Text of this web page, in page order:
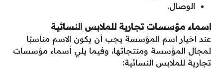
الوصال.
اسماء مؤسسات تجارية للملابس النسائية
عند اخيار اسم المؤسسة يجب أن يكون الاسم مناسبًا
لمجال المؤسسة ومنتجاتها، وفيما يلي أسماء مؤسسات
تجارية للملابس النسائية: